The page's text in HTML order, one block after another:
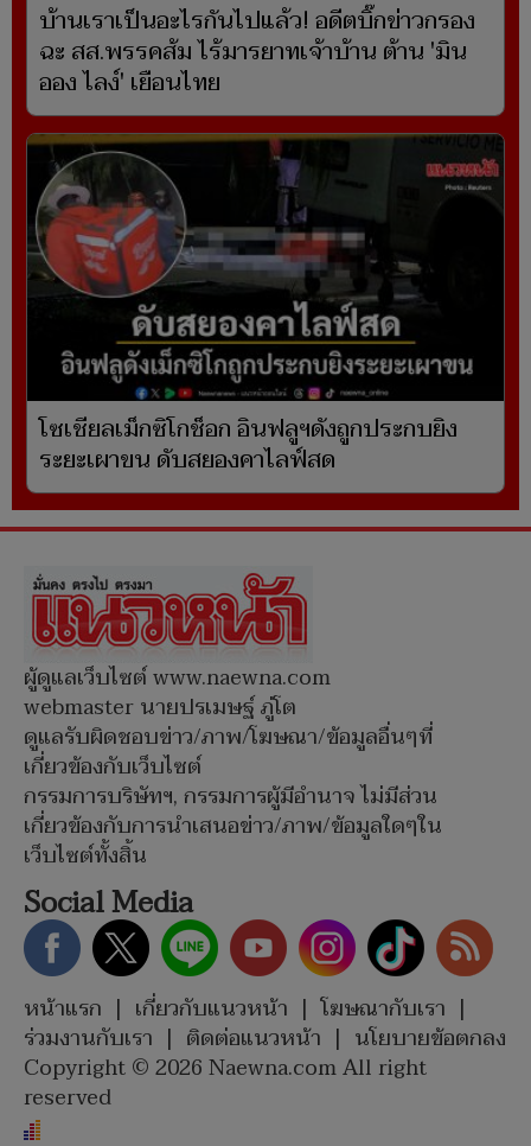
บ้านเราเป็นอะไรกันไปแล้ว! อดีตบิ๊กข่าวกรอง
ฉะ สส.พรรคส้ม ไร้มารยาทเจ้าบ้าน ต้าน 'มิน
ออง ไลง์' เยือนไทย
โซเชียลเม็กซิโกช็อก อินฟลูฯดังถูกประกบยิง
ระยะเผาขน ดับสยองคาไลฟ์สด
ผู้ดูแลเว็บไซต์ www.naewna.com
webmaster นายปรเมษฐ์ ภู่โต
ดูแลรับผิดชอบข่าว/ภาพ/โฆษณา/ข้อมูลอื่นๆที่
เกี่ยวข้องกับเว็บไซต์
กรรมการบริษัทฯ, กรรมการผู้มีอำนาจ ไม่มีส่วน
เกี่ยวข้องกับการนำเสนอข่าว/ภาพ/ข้อมูลใดๆใน
เว็บไซต์ทั้งสิ้น
Social Media
หน้าแรก | เกี่ยวกับแนวหน้า | โฆษณากับเรา |
ร่วมงานกับเรา | ติดต่อแนวหน้า | นโยบายข้อตกลง
Copyright © 2026 Naewna.com All right
reserved